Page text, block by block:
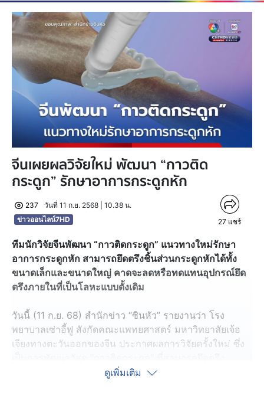
จีนเผยผลวิจัยใหม่ พัฒนา “กาวติด
กระดูก” รักษาอาการกระดูกหัก
237
วันที่ 11 ก.ย. 2568 | 10.38 น.
ข่าวออนไลน์7HD
27 แชร์
ทีมนักวิจัยจีนพัฒนา “กาวติดกระดูก” แนวทางใหม่รักษา
อาการกระดูกหัก สามารถยึดตรึงชิ้นส่วนกระดูกหักได้ทั้ง
ขนาดเล็กและขนาดใหญ่ คาดจะลดหรือทดแทนอุปกรณ์ยึด
ตรึงภายในที่เป็นโลหะแบบดั้งเดิม
วันนี้ (11 ก.ย. 68) สำนักข่าว “ซินหัว” รายงานว่า โรง
พยาบาลเซ่าอี้ฟู สังกัดคณะแพทยศาสตร์ มหาวิทยาลัยเจ้อ
เจียงทางตะวันออกของจีน ประกาศผลการวิจัยครั้งใหม่ ซึ่ง
กระดูกได้อย่างรวดเร็วและแน่นหนา ภายใต้สภาวะร่างกาย
ดูเพิ่มเติม